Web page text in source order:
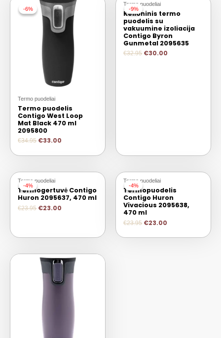
-6%
-6%
Termo puodeliai
Termo puodelis
Contigo West Loop
Mat Black 470 ml
2095800
€34.95 €33.00
-9%
-9%
Termo puodeliai
Kelioninis termo
puodelis su
vakuumine izoliacija
Contigo Byron
Gunmetal 2095635
€32.95 €30.00
-4%
-4%
Termo puodeliai
Termogertuvė Contigo
Huron 2095637, 470 ml
€23.95 €23.00
-4%
-4%
Termo puodeliai
Termopuodelis
Contigo Huron
Vivacious 2095638,
470 ml
€23.95 €23.00